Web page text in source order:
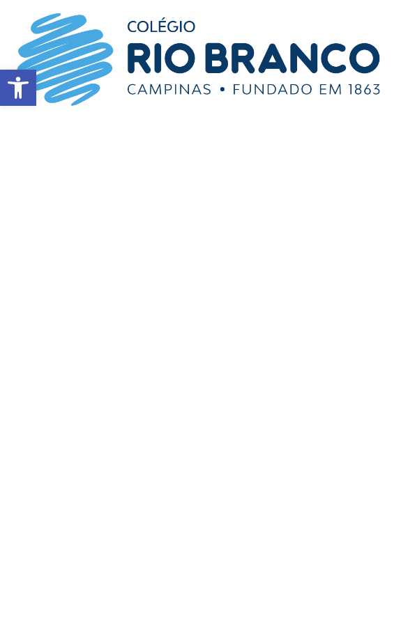
Abrir a barra de ferramentas